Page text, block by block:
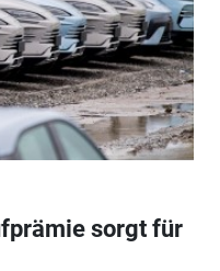
sorgt für